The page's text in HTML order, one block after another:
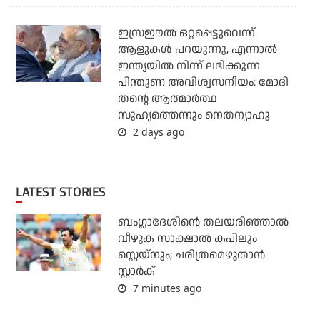
ഇസ്രഈല്‍ ഒറ്റപ്പെട്ടുവെന്ന്
ആളുകള്‍ പറയുന്നു, എന്നാല്‍
ഇന്ത്യയില്‍ നിന്ന് ലഭിക്കുന്ന
പിന്തുണ അവിശ്വസനീയം: മോദി
തന്റെ ആത്മാര്‍ത്ഥ
സുഹൃത്തെന്നും നെതന്യാഹു
2 days ago
LATEST STORIES
ബംഗ്ലാദേശിന്റെ തലയരിഞ്ഞാല്‍
വീഴുക സാക്ഷാല്‍ കപിലും
സ്റ്റെയ്‌നും; ചരിത്രമെഴുതാന്‍
സ്റ്റാര്‍ക്
7 minutes ago